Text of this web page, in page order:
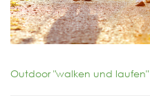
Outdoor "walken und laufen"